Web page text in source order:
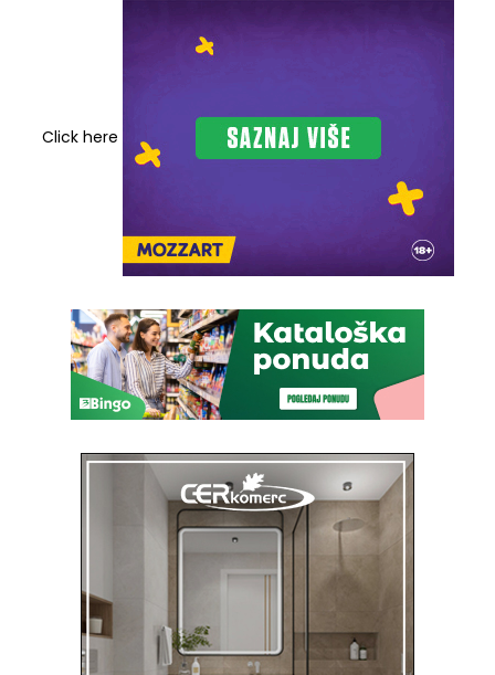
Click here